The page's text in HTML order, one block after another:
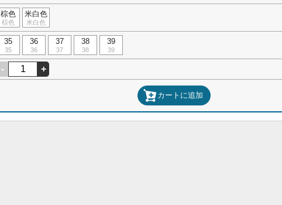
棕色
棕色
米白色
米白色
35
35
36
36
37
37
38
38
39
39
- +
カートに追加